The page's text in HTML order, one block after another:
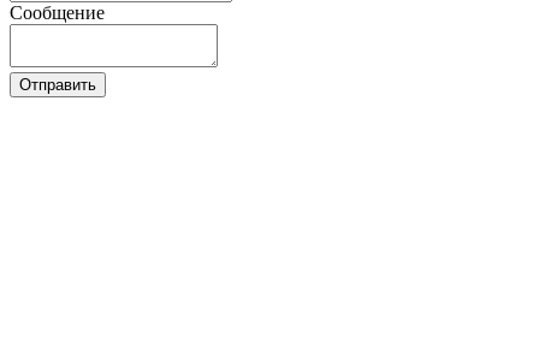
Сообщение
Отправить